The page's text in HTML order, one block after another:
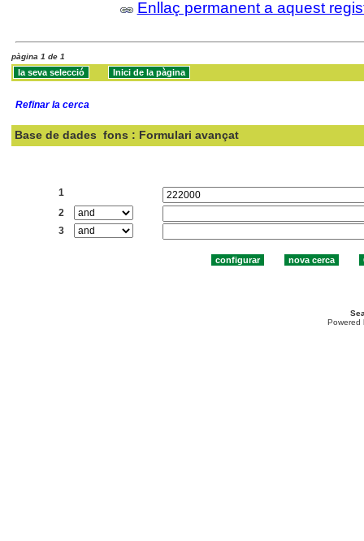
Enllaç permanent a aquest
pàgina 1 de 1
Refinar la cerca
Base de dades fons : Formulari avançat
1
2
3